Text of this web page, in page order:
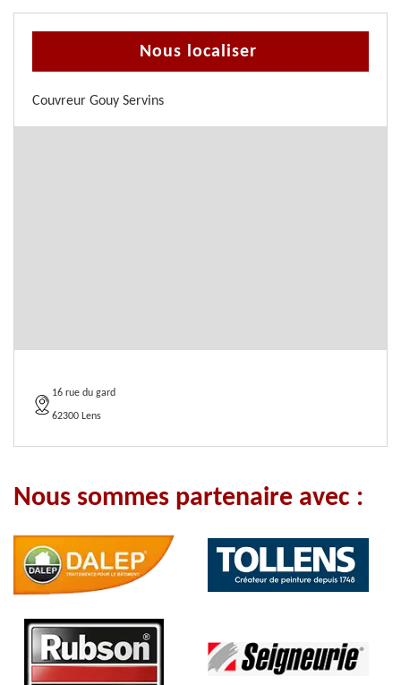
Nous localiser
Couvreur Gouy Servins
16 rue du gard
62300 Lens
Nous sommes partenaire avec :